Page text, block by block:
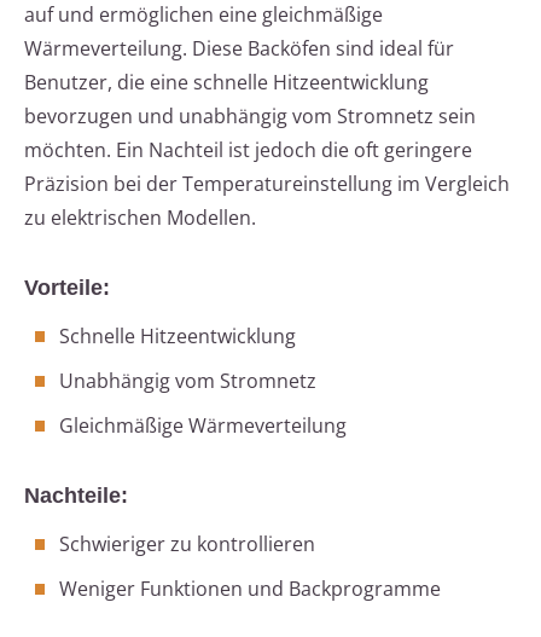
auf und ermöglichen eine gleichmäßige
Wärmeverteilung. Diese Backöfen sind ideal für
Benutzer, die eine schnelle Hitzeentwicklung
bevorzugen und unabhängig vom Stromnetz sein
möchten. Ein Nachteil ist jedoch die oft geringere
Präzision bei der Temperatureinstellung im Vergleich
zu elektrischen Modellen.
Vorteile:
Schnelle Hitzeentwicklung
Unabhängig vom Stromnetz
Gleichmäßige Wärmeverteilung
Nachteile:
Schwieriger zu kontrollieren
Weniger Funktionen und Backprogramme